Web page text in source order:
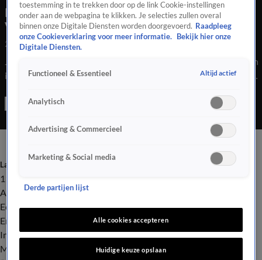
Karige vangst voor 'Goudvissenbevrijder des
Vaderlands'
24 juli 2020, 12:50
Je zit met je vrienden in de kroeg, je hebt een paar pilsjes op en
ineens ontstaat het lumineuze idee om de toch wat saaie Sint-
goudvissen. En zo sta je een paar dagen later met je vrienden
Laatste nieuws
112
Advies & Tips
Economie
Entertainment
Infrastructuur
Milieu en Gezondheid
toestemming in te trekken door op de link Cookie-instellingen
onder aan de webpagina te klikken. Je selecties zullen overal
binnen onze Digitale Diensten worden doorgevoerd. Raadpleeg
onze Cookieverklaring voor meer informatie.
Bekijk hier onze
Digitale Diensten.
Functioneel & Essentieel Altijd actief
Analytisch
Advertising & Commercieel
Marketing & Social media
Derde partijen lijst
Alle cookies accepteren
Huidige keuze opslaan